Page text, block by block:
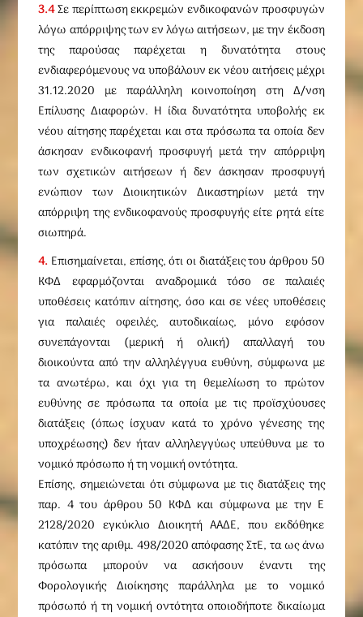
3.4Σε περίπτωση εκκρεμών ενδικοφανών προσφυγών
λόγω απόρριψης των εν λόγω αιτήσεων, με την έκδοση
της παρούσας παρέχεται η δυνατότητα στους
ενδιαφερόμενους να υποβάλουν εκ νέου αιτήσεις μέχρι
31.12.2020 με παράλληλη κοινοποίηση στη Δ/νση
Επίλυσης Διαφορών. Η ίδια δυνατότητα υποβολής εκ
νέου αίτησης παρέχεται και στα πρόσωπα τα οποία δεν
άσκησαν ενδικοφανή προσφυγή μετά την απόρριψη
των σχετικών αιτήσεων ή δεν άσκησαν προσφυγή
ενώπιον των Διοικητικών Δικαστηρίων μετά την
απόρριψη της ενδικοφανούς προσφυγής είτε ρητά είτε
σιωπηρά.
4. Επισημαίνεται, επίσης, ότι οι διατάξεις του άρθρου 50
ΚΦΔ εφαρμόζονται αναδρομικά τόσο σε παλαιές
υποθέσεις κατόπιν αίτησης, όσο και σε νέες υποθέσεις
για παλαιές οφειλές, αυτοδικαίως, μόνο εφόσον
συνεπάγονται (μερική ή ολική) απαλλαγή του
διοικούντα από την αλληλέγγυα ευθύνη, σύμφωνα με
τα ανωτέρω, και όχι για τη θεμελίωση το πρώτον
ευθύνης σε πρόσωπα τα οποία με τις προϊσχύουσες
διατάξεις (όπως ίσχυαν κατά το χρόνο γένεσης της
υποχρέωσης) δεν ήταν αλληλεγγύως υπεύθυνα με το
νομικό πρόσωπο ή τη νομική οντότητα.
Επίσης, σημειώνεται ότι σύμφωνα με τις διατάξεις της
παρ. 4 του άρθρου 50 ΚΦΔ και σύμφωνα με την Ε
2128/2020 εγκύκλιο Διοικητή ΑΑΔΕ, που εκδόθηκε
κατόπιν της αριθμ. 498/2020 απόφασης ΣτΕ, τα ως άνω
πρόσωπα μπορούν να ασκήσουν έναντι της
Φορολογικής Διοίκησης παράλληλα με το νομικό
πρόσωπό ή τη νομική οντότητα οποιοδήποτε δικαίωμα